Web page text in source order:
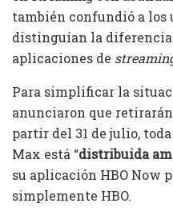
también confundió a los
distinguían la diferencia
aplicaciones de
Para simplificar la
anunciaron que
partir del 31 de julio,
Max está “distribuida
su aplicación HBO Now
simplemente HBO.